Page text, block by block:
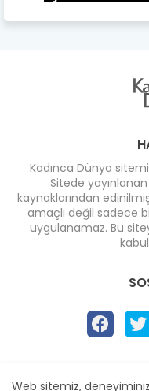
Kadınca Dünya
Sitede
kaynaklarından
amaçlı değil sadece
uygulanamaz. Bu
Web sitemiz,